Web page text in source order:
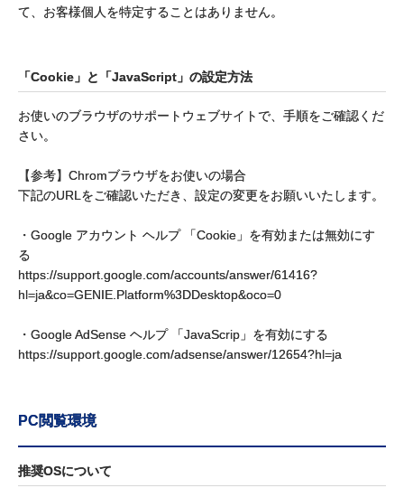
て、お客様個人を特定することはありません。
「Cookie」と「JavaScript」の設定方法
お使いのブラウザのサポートウェブサイトで、手順をご確認くだ
さい。
【参考】Chromブラウザをお使いの場合
下記のURLをご確認いただき、設定の変更をお願いいたします。
・Google アカウント ヘルプ 「Cookie」を有効または無効にす
る
https://support.google.com/accounts/answer/61416?
hl=ja&co=GENIE.Platform%3DDesktop&oco=0
・Google AdSense ヘルプ 「JavaScrip」を有効にする
https://support.google.com/adsense/answer/12654?hl=ja
PC閲覧環境
推奨OSについて